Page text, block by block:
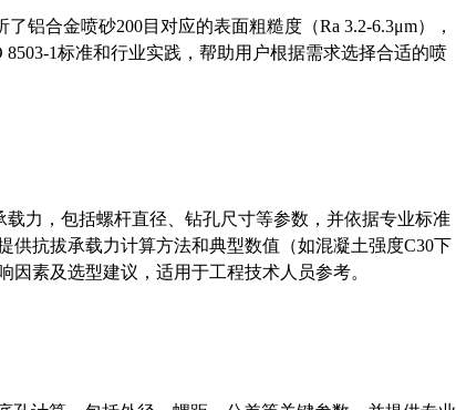
铝合金喷砂200目对应的表面粗糙度（Ra 3.2-6.3μm），
1标准和行业实践，帮助用户根据需求选择合适的喷
力，包括螺杆直径、钻孔尺寸等参数，并依据专业标准
供抗拔承载力计算方法和典型数值（如混凝土强度C30下
素及选型建议，适用于工程技术人员参考。